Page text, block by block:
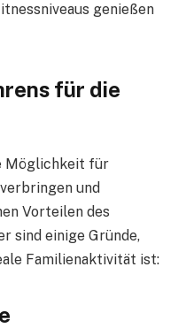
genießen
für die
Möglichkeit für
und
Vorteilen des
sind einige Gründe,
Familienaktivität ist: